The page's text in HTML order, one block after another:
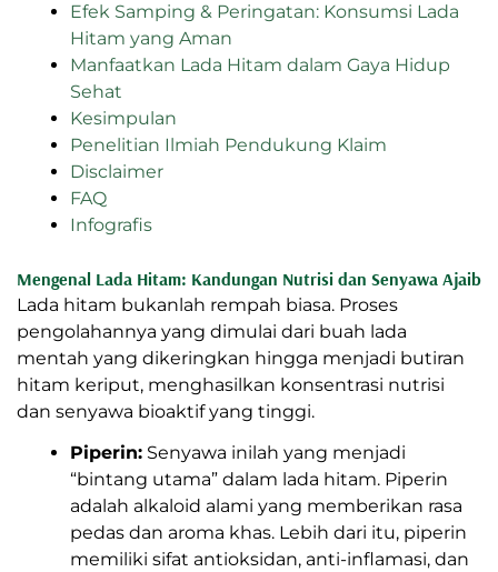
Efek Samping & Peringatan: Konsumsi Lada
Hitam yang Aman
Manfaatkan Lada Hitam dalam Gaya Hidup
Sehat
Kesimpulan
Penelitian Ilmiah Pendukung Klaim
Disclaimer
FAQ
Infografis
Mengenal Lada Hitam: Kandungan Nutrisi dan Senyawa Ajaib
Lada hitam bukanlah rempah biasa. Proses
pengolahannya yang dimulai dari buah lada
mentah yang dikeringkan hingga menjadi butiran
hitam keriput, menghasilkan konsentrasi nutrisi
dan senyawa bioaktif yang tinggi.
Piperin: Senyawa inilah yang menjadi
“bintang utama” dalam lada hitam. Piperin
adalah alkaloid alami yang memberikan rasa
pedas dan aroma khas. Lebih dari itu, piperin
memiliki sifat antioksidan, anti-inflamasi, dan